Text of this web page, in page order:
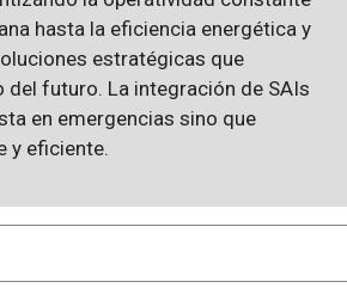
hasta la eficiencia energética y
estratégicas que
futuro. La integración de SAIs
en emergencias sino que
y eficiente.